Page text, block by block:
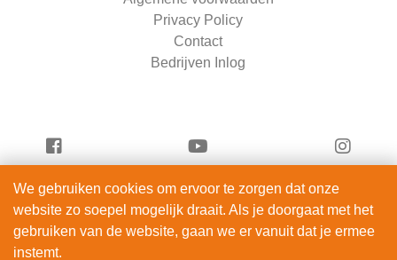
Privacy Policy
Contact
Bedrijven Inlog
Vandaag Fietsen is onderdeel van
ServiceRight B.V. | KVK 90914872
We gebruiken cookies om ervoor te zorgen dat onze
website zo soepel mogelijk draait. Als je doorgaat met het
gebruiken van de website, gaan we er vanuit dat je ermee
instemt.